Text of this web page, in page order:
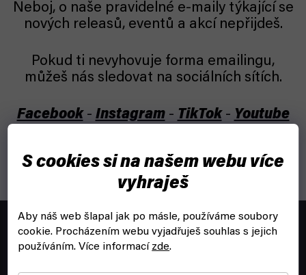
S cookies si na našem webu více
vyhraješ
Aby náš web šlapal jak po másle, používáme soubory
cookie. Procházením webu vyjadřuješ souhlas s jejich
používáním. Více informací zde.
Neboj, o naše pravidelné e-maily týkající se
nových releasů, eventů a akcí nepřijdeš.
Pokud ti nevyhovuje forma emailingu,
můžeš nás sledovat na sociálních sítích.
Facebook- Instagram- TikTok- Youtube
objednavky@fyft.cz
Zeptej se nás na cokoliv!